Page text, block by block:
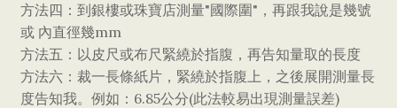
方法四：到銀樓或珠寶店測量"國際圍 " ，再跟我說是幾號
或 內直徑幾mm
方法五：以皮尺或布尺緊繞於指腹，再告知量取的長度
方法六：裁一長條紙片，緊繞於指腹上，之後展開測量長
度告知我。例如： 6.85公分(此法較易出現測量誤差)